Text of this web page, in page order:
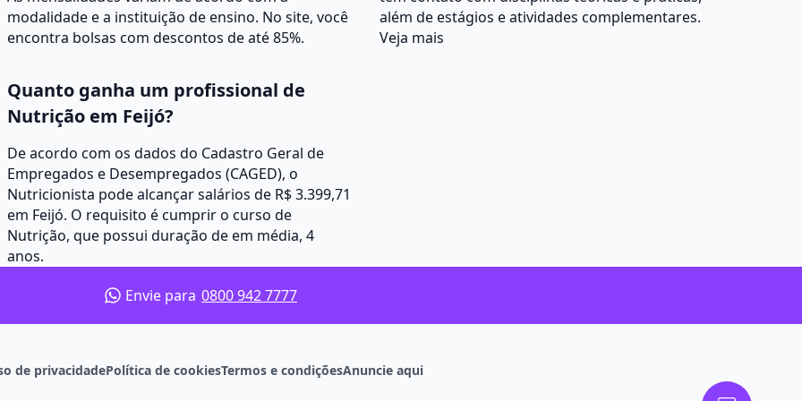
modalidade e a instituição de ensino. No site, você
encontra bolsas com descontos de até 85%.
além de estágios e atividades complementares.
Veja mais
Quanto ganha um profissional de
Nutrição em Feijó?
De acordo com os dados do Cadastro Geral de
Empregados e Desempregados (CAGED), o
Nutricionista pode alcançar salários de R$ 3.399,71
em Feijó. O requisito é cumprir o curso de
Nutrição, que possui duração de em média, 4
anos.
Envie para 0800 942 7777
de privacidadePolítica de cookiesTermos e condiçõesAnuncie aqui